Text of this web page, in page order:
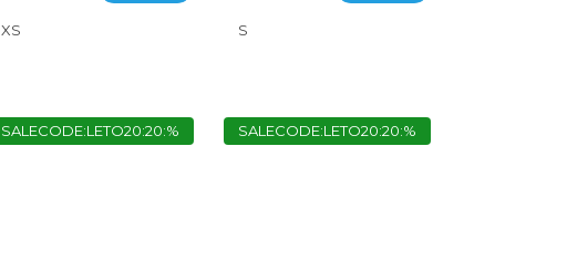
XS S
SALECODE:LETO20:20:% SALECODE:LETO20:20:%